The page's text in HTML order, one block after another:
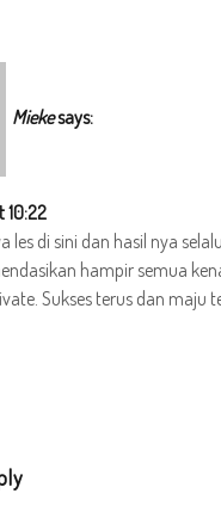
Miekesays:
les di sini dan hasil nya
hampir semua
Sukses terus dan maju